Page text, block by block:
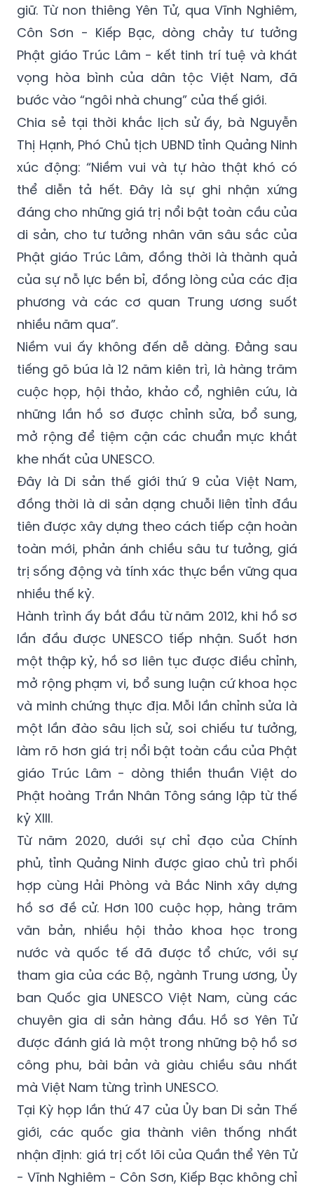
giữ. Từ non thiêng Yên Tử, qua Vĩnh Nghiêm,
Côn Sơn - Kiếp Bạc, dòng chảy tư tưởng
Phật giáo Trúc Lâm - kết tinh trí tuệ và khát
vọng hòa bình của dân tộc Việt Nam, đã
bước vào “ngôi nhà chung” của thế giới.
Chia sẻ tại thời khắc lịch sử ấy, bà Nguyễn
Thị Hạnh, Phó Chủ tịch UBND tỉnh Quảng Ninh
xúc động: “Niềm vui và tự hào thật khó có
thể diễn tả hết. Đây là sự ghi nhận xứng
đáng cho những giá trị nổi bật toàn cầu của
di sản, cho tư tưởng nhân văn sâu sắc của
Phật giáo Trúc Lâm, đồng thời là thành quả
của sự nỗ lực bền bỉ, đồng lòng của các địa
phương và các cơ quan Trung ương suốt
nhiều năm qua”.
Niềm vui ấy không đến dễ dàng. Đằng sau
tiếng gõ búa là 12 năm kiên trì, là hàng trăm
cuộc họp, hội thảo, khảo cổ, nghiên cứu, là
những lần hồ sơ được chỉnh sửa, bổ sung,
mở rộng để tiệm cận các chuẩn mực khắt
khe nhất của UNESCO.
Đây là Di sản thế giới thứ 9 của Việt Nam,
đồng thời là di sản dạng chuỗi liên tỉnh đầu
tiên được xây dựng theo cách tiếp cận hoàn
toàn mới, phản ánh chiều sâu tư tưởng, giá
trị sống động và tính xác thực bền vững qua
nhiều thế kỷ.
Hành trình ấy bắt đầu từ năm 2012, khi hồ sơ
lần đầu được UNESCO tiếp nhận. Suốt hơn
một thập kỷ, hồ sơ liên tục được điều chỉnh,
mở rộng phạm vi, bổ sung luận cứ khoa học
và minh chứng thực địa. Mỗi lần chỉnh sửa là
một lần đào sâu lịch sử, soi chiếu tư tưởng,
làm rõ hơn giá trị nổi bật toàn cầu của Phật
giáo Trúc Lâm - dòng thiền thuần Việt do
Phật hoàng Trần Nhân Tông sáng lập từ thế
kỷ XIII.
Từ năm 2020, dưới sự chỉ đạo của Chính
phủ, tỉnh Quảng Ninh được giao chủ trì phối
hợp cùng Hải Phòng và Bắc Ninh xây dựng
hồ sơ đề cử. Hơn 100 cuộc họp, hàng trăm
văn bản, nhiều hội thảo khoa học trong
nước và quốc tế đã được tổ chức, với sự
tham gia của các Bộ, ngành Trung ương, Ủy
ban Quốc gia UNESCO Việt Nam, cùng các
chuyên gia di sản hàng đầu. Hồ sơ Yên Tử
được đánh giá là một trong những bộ hồ sơ
công phu, bài bản và giàu chiều sâu nhất
mà Việt Nam từng trình UNESCO.
Tại Kỳ họp lần thứ 47 của Ủy ban Di sản Thế
giới, các quốc gia thành viên thống nhất
nhận định: giá trị cốt lõi của Quần thể Yên Tử
- Vĩnh Nghiêm - Côn Sơn, Kiếp Bạc không chỉ